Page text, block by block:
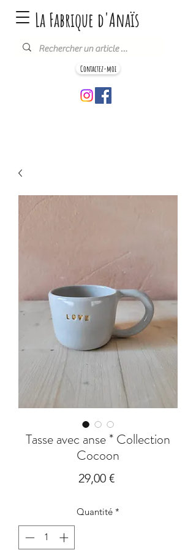
Contactez-moi
La Fabrique d'Anaïs
Tasse avec anse * Collection
Cocoon
29,00 €Prix
Quantité *